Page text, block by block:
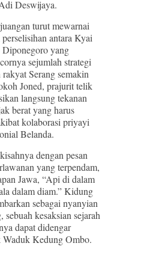
Deswijaya.
turut mewarnai
antara Kyai
yang
sejumlah strategi
Serang semakin
Joned, prajurit telik
langsung tekanan
berat yang harus
kolaborasi priyayi
Belanda.
dengan pesan
yang terpendam,
Jawa, “Api di dalam
dalam diam.” Kidung
sebagai nyanyian
sebuah kesaksian sejarah
dapat didengar
Kedung Ombo.